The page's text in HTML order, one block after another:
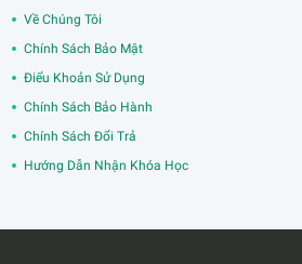
Về Chúng Tôi
Chính Sách Bảo Mật
Điểu Khoản Sử Dụng
Chính Sách Bảo Hành
Chính Sách Đổi Trả
Hướng Dẫn Nhận Khóa Học